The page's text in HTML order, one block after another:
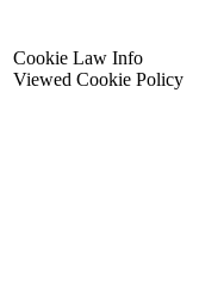
Cookie Law Info
Viewed Cookie Policy